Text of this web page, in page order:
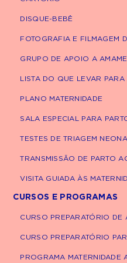
A excelência
equipe de
seu alcance.
Marcação de
estados do Brasil.
Agende uma
Agende um exame
Como ajudar
DISQUE-BEBÊ
FOTOGRAFIA E FILMAGEM
GRUPO DE APOIO A
LISTA DO QUE LEVAR PARA
PLANO MATERNIDADE
SALA ESPECIAL PARA
TESTES DE TRIAGEM
TRANSMISSÃO DE PARTO
VISITA GUIADA ÀS
CURSOS E PROGRAMAS
CURSO PREPARATÓRIO DE
CURSO PREPARATÓRIO
PROGRAMA MATERNIDADE